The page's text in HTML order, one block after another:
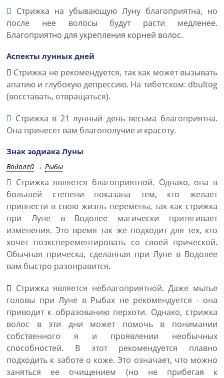
Стрижка на убывающую Луну благоприятна, но
после нее волосы будут расти медленее.
Благоприятно для укрепления корней волос.
Аспекты лунных дней
Стрижка не рекомендуется, так как может вызывать
апатию и глубокую депрессию. На тибетском: dbultog
(восставать, отвращаться).
Стрижка в 21 лунный день весьма благоприятна.
Она принесет вам благополучие и красоту.
Знак зодиака Луны
Водолей → Рыбы
Стрижка является благоприятной. Однако, она в
большей степени показана тем, кто желает
привнести в свою жизнь перемены, так как стрижка
при Луне в Водолее магически притягивает
изменения. Это время так же подходит для тех, кто
хочет поэксперементировать со своей прической.
Обычная прическа, сделанная при Луне в Водолее
вам быстро разонравится.
Стрижка является неблагоприятной. Даже мытье
головы при Луне в Рыбах не рекомендуется - она
приводит к образованию перхоти. Однако, стрижка
волос в эти дни может помочь в понимании
собственного я и проявлении необычных
способностей. В этот рекомендуется плавно
подходить к заботе о коже. Это означает, что можно
заняться ее очищением (но не прибегая к